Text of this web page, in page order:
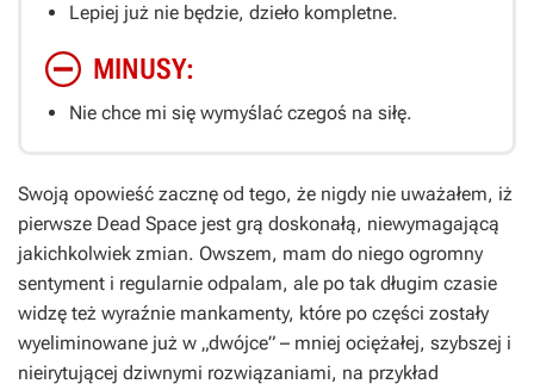
Lepiej już nie będzie, dzieło kompletne.
MINUSY:
Nie chce mi się wymyślać czegoś na siłę.
Swoją opowieść zacznę od tego, że nigdy nie uważałem, iż
pierwsze Dead Space jest grą doskonałą, niewymagającą
jakichkolwiek zmian. Owszem, mam do niego ogromny
sentyment i regularnie odpalam, ale po tak długim czasie
widzę też wyraźnie mankamenty, które po części zostały
wyeliminowane już w „dwójce” – mniej ociężałej, szybszej i
nieirytującej dziwnymi rozwiązaniami, na przykład